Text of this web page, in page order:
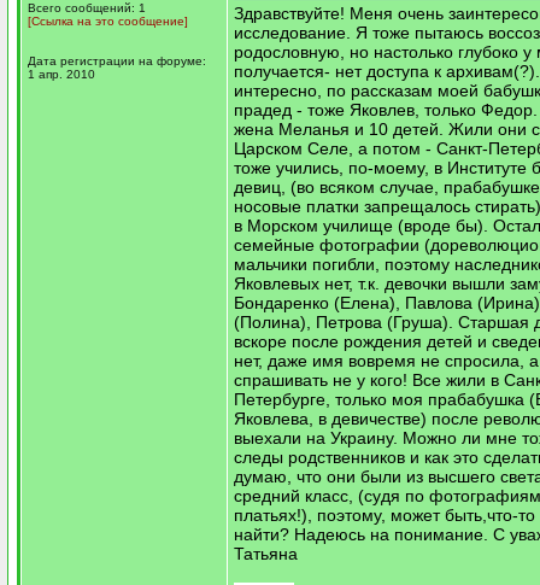
Всего сообщений: 1
[Ссылка на это сообщение]
Дата регистрации на форуме:
1 апр. 2010
Здравствуйте! Меня очень
исследование. Я тоже пытаюсь
родословную, но настолько глубоко
получается- нет доступа к
интересно, по рассказам моей
прадед - тоже Яковлев, только
жена Меланья и 10 детей. Жили они
Царском Селе, а потом - Санкт-
тоже учились, по-моему, в Институте
девиц, (во всяком случае,
носовые платки запрещалось
в Морском училище (вроде бы).
семейные фотографии
мальчики погибли, поэтому
Яковлевых нет, т.к. девочки вышли
Бондаренко (Елена), Павлова
(Полина), Петрова (Груша). Старшая
вскоре после рождения детей и
нет, даже имя вовремя не спросила,
спрашивать не у кого! Все жили в
Петербурге, только моя прабабушка
Яковлева, в девичестве) после
выехали на Украину. Можно ли мне
следы родственников и как это
думаю, что они были из высшего
средний класс, (судя по
платьях!), поэтому, может быть,что-
найти? Надеюсь на понимание. С
Татьяна